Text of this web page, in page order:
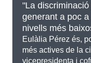
"La
generant a poc
nivells més
Eulàlia Pérez és,
més actives de la
vicepresidenta i